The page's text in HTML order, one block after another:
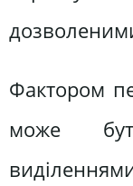
Фактором
може